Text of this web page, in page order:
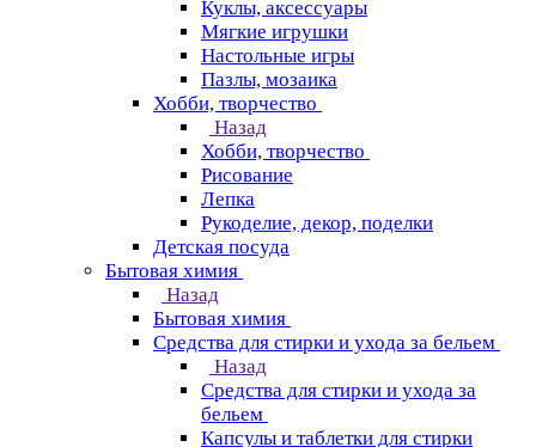
Куклы, аксессуары
Мягкие игрушки
Настольные игры
Пазлы, мозаика
Хобби, творчество
Назад
Хобби, творчество
Рисование
Лепка
Рукоделие, декор, поделки
Детская посуда
Бытовая химия
Назад
Бытовая химия
Средства для стирки и ухода за бельем
Назад
Средства для стирки и ухода за
бельем
Капсулы и таблетки для стирки